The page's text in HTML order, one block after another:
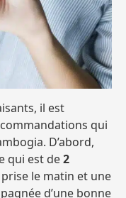
il est
qui
D’abord,
qui est de2
prise le matin et une
d’une bonne